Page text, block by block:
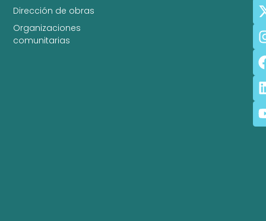
Dirección de obras
Organizaciones
comunitarias